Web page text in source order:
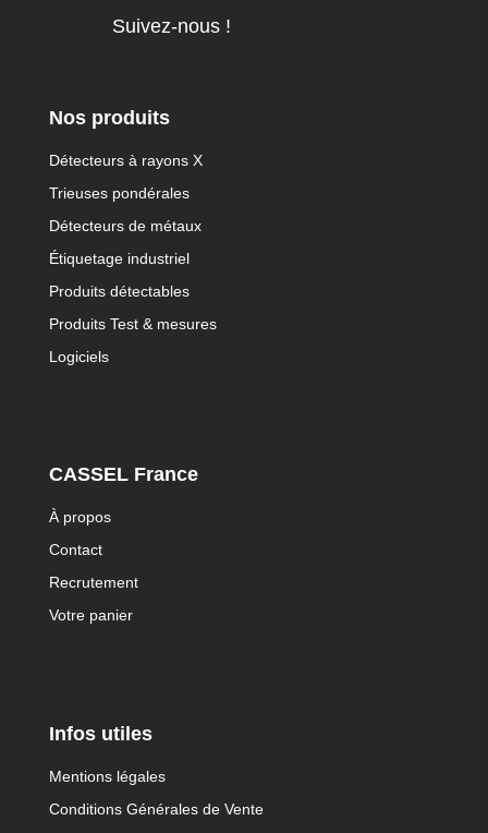
Suivez-nous !
Nos produits
Détecteurs à rayons X
Trieuses pondérales
Détecteurs de métaux
Étiquetage industriel
Produits détectables
Produits Test & mesures
Logiciels
CASSEL France
À propos
Contact
Recrutement
Votre panier
Infos utiles
Mentions légales
Conditions Générales de Vente